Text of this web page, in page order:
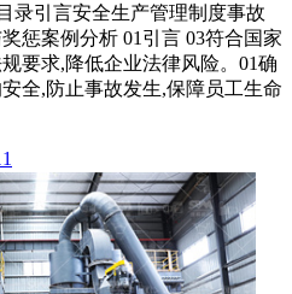
录引言安全生产管理制度事故
惩案例分析 01引言 03符合国家
要求,降低企业法律风险。01确
全,防止事故发生,保障员工生命